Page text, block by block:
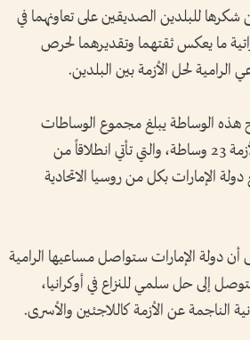
شكرها للبلدين الصديقين على تعاونهما في
ما يعكس ثقتهما وتقديرهما لحرص
الرامية لحل الأزمة بين البلدين.
هذه الوساطة يبلغ مجموع الوساطات
الإماراتية التي تمت خلال الأزمة 23 وساطة، والتي تأتي انطلاقاً من
دولة الإمارات بكل من روسيا الاتحادية
أن دولة الإمارات ستواصل مساعيها الرامية
إلى حل سلمي للنزاع في أوكرانيا،
الناجمة عن الأزمة كاللاجئين والأسرى.